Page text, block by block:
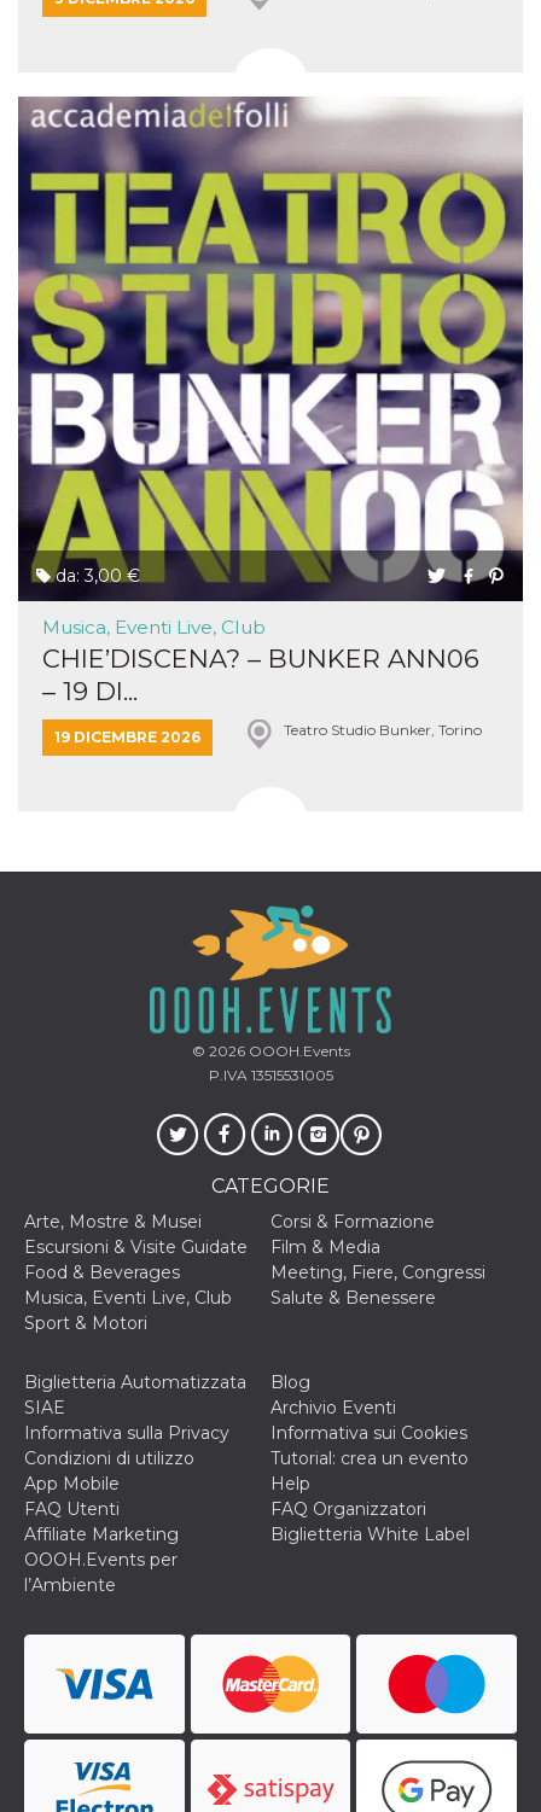
da: 3,00 €
Musica, Eventi Live, Club
CHIE’DISCENA? – BUNKER ANN06
– 19 DI...
19 DICEMBRE 2026 Teatro Studio Bunker, Torino
© 2026OOOH.Events
P.IVA 13515531005
CATEGORIE
Arte, Mostre & Musei
Corsi & Formazione
Escursioni & Visite Guidate
Film & Media
Food & Beverages
Meeting, Fiere, Congressi
Musica, Eventi Live, Club
Salute & Benessere
Sport & Motori
Biglietteria Automatizzata
SIAE
Blog
Archivio Eventi
Informativa sulla Privacy
Informativa sui Cookies
Condizioni di utilizzo
Tutorial: crea un evento
App Mobile
Help
FAQ Utenti
FAQ Organizzatori
Affiliate Marketing
Biglietteria White Label
OOOH.Events per
l’Ambiente